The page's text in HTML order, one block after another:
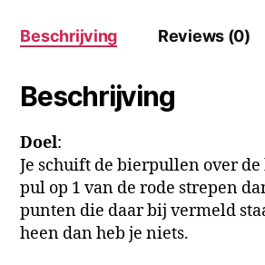
Beschrijving Reviews (0)
Beschrijving
Doel:
Je schuift de bierpullen over de
pul op 1 van de rode strepen
punten die daar bij vermeld
heen dan heb je niets.